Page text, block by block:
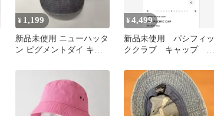
¥ 1,199
新品未使用 ニューハッタ
ン ピグメントダイ キャ
コール
¥4,499
新品未使用 パシフィッ
ククラブ キャップ ブ